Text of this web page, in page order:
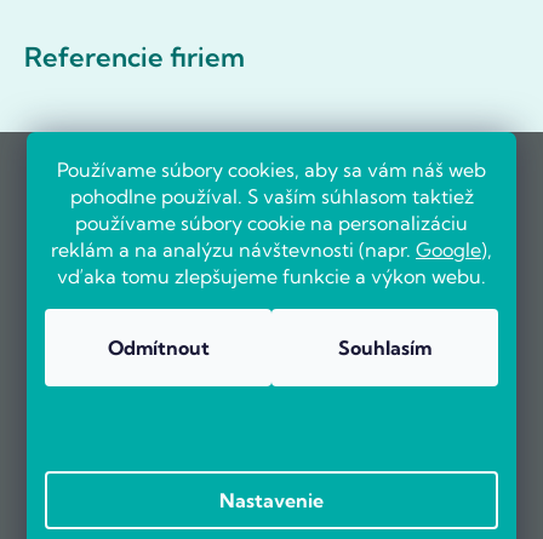
Používame súbory cookies, aby sa vám náš web
pohodlne používal. S vaším súhlasom taktiež
používame súbory cookie na personalizáciu
reklám a na analýzu návštevnosti (napr. Google),
vďaka tomu zlepšujeme funkcie a výkon webu.
Odmítnout Souhlasím
Nastavenie
Referencie firiem